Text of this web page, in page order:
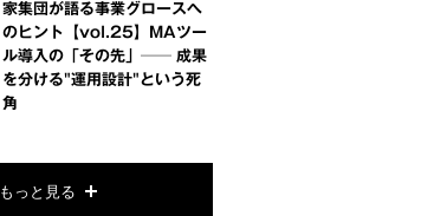
家集団が語る事業グロースへ
のヒント【vol.25】MAツー
ル導入の「その先」── 成果
を分ける"運用設計"という死
角
もっと見る